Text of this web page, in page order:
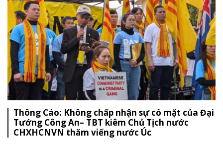
Thông Cáo: Không chấp nhận sự có mặt của Đại
Tướng Công An– TBT kiêm Chủ Tịch nước
CHXHCNVN thăm viếng nước Úc